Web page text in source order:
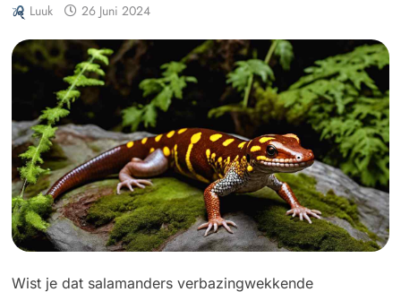
Luuk 26 Juni 2024
Wist je dat salamanders verbazingwekkende